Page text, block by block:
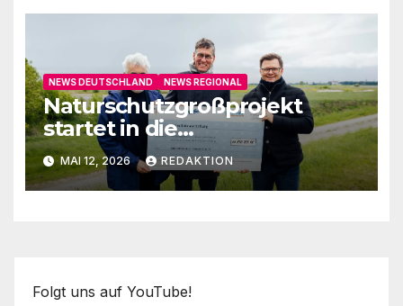
NEWS DEUTSCHLAND NEWS REGIONAL
Naturschutzgroßprojekt
startet in die
Umsetzungsphase
MAI 12, 2026 REDAKTION
Folgt uns auf YouTube!